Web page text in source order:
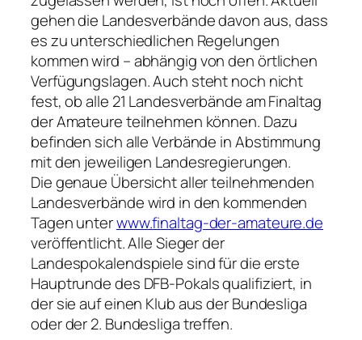
gehen die Landesverbände davon aus, dass
es zu unterschiedlichen Regelungen
kommen wird – abhängig von den örtlichen
Verfügungslagen. Auch steht noch nicht
fest, ob alle 21 Landesverbände am Finaltag
der Amateure teilnehmen können. Dazu
befinden sich alle Verbände in Abstimmung
mit den jeweiligen Landesregierungen.
Die genaue Übersicht aller teilnehmenden
Landesverbände wird in den kommenden
Tagen unterwww.finaltag-der-amateure.de
veröffentlicht. Alle Sieger der
Landespokalendspiele sind für die erste
Hauptrunde des DFB-Pokals qualifiziert, in
der sie auf einen Klub aus der Bundesliga
oder der 2. Bundesliga treffen.